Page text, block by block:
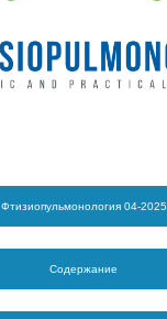
Фтизиопульмонология 04-2025
Содержание